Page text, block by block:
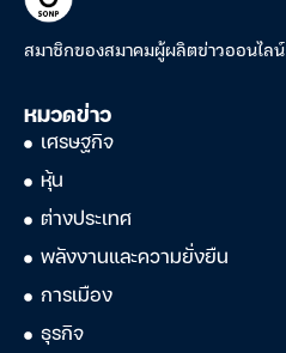
สมาชิกของสมาคมผู้ผลิตข่าวออนไลน์
หมวดข่าว
เศรษฐกิจ
หุ้น
ต่างประเทศ
พลังงานและความยั่งยืน
การเมือง
ธุรกิจ